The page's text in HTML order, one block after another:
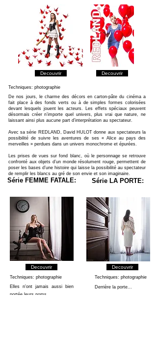
Decouvrir Decouvrir
Techniques: photographie
De nos jours, le charme des décors en carton-pâte du cinéma a
fait place à des fonds verts ou à de simples formes colorisées
devant lesquels jouent les acteurs. Les effets spéciaux peuvent
désormais créer n’importe quel univers, plus vrai que nature, ne
laissant ainsi plus aucune part d’interprétation au spectateur.
Avec sa série REDLAND, David HULOT donne aux spectateurs la
possibilité de suivre les aventures de ses « Alice au pays des
merveilles » perdues dans un univers monochrome et épurées.
Les prises de vues sur fond blanc, où le personnage se retrouve
confronté aux objets d’un monde résolument rouge, permettent de
poser les bases d’une histoire qui laisse la possibilité au spectateur
de remplir les blancs au gré de son envie et son imaginaire.
Série FEMME FATALE: Série LA PORTE:
Decouvrir Decouvrir
Techniques: photographie
Techniques: photographie
Elles n'ont jamais aussi bien
portée leurs noms...
Derrière la porte...